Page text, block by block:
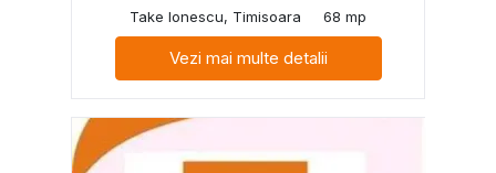
Take Ionescu, Timisoara 68 mp
Vezi mai multe detalii